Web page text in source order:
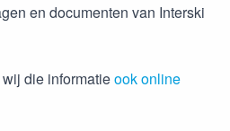
en documenten van Interski
die informatieook online